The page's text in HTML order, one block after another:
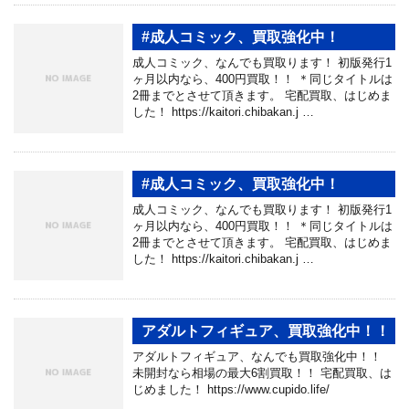
#成人コミック、買取強化中！
成人コミック、なんでも買取ります！ 初版発行1
ヶ月以内なら、400円買取！！ ＊同じタイトルは
2冊までとさせて頂きます。 宅配買取、はじめま
した！ https://kaitori.chibakan.j …
#成人コミック、買取強化中！
成人コミック、なんでも買取ります！ 初版発行1
ヶ月以内なら、400円買取！！ ＊同じタイトルは
2冊までとさせて頂きます。 宅配買取、はじめま
した！ https://kaitori.chibakan.j …
アダルトフィギュア、買取強化中！！
アダルトフィギュア、なんでも買取強化中！！
未開封なら相場の最大6割買取！！ 宅配買取、は
じめました！ https://www.cupido.life/